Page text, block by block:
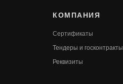
КОМПАНИЯ
Сертификаты
Тендеры и госконтракты
Реквизиты